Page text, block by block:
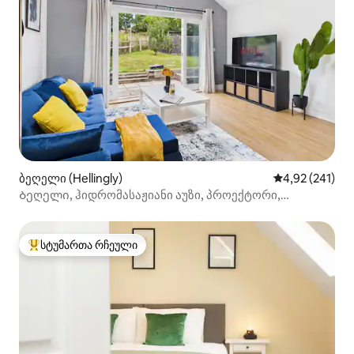
ბეღელი (Hellingly) საშუალო
4,92 (241)
Ბეღელი, ჰიდრომასაჟიანი აუზი, პროექტორი,
სტუმართა რჩეული მოწინავე ვარიანტი
სტუმართა რჩეული